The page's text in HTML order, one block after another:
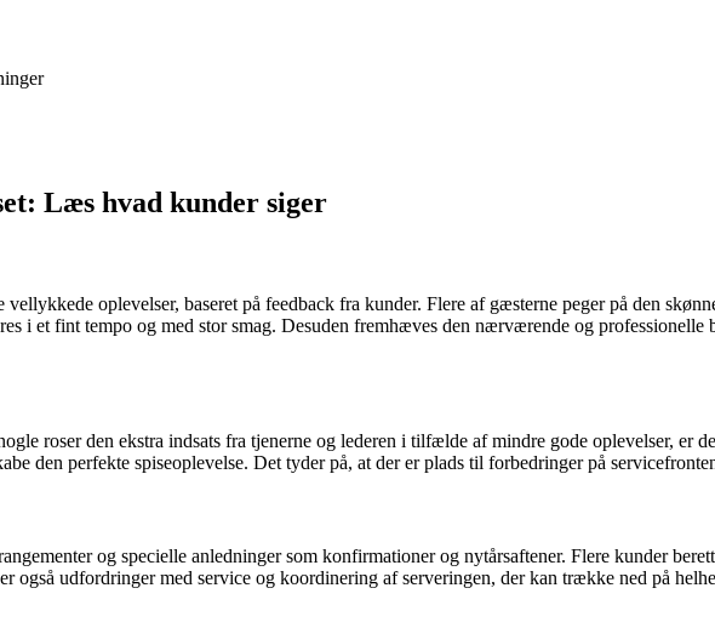
Læs hvad kunder siger
oplevelser, baseret på feedback fra kunder. Flere af gæsterne peger på den
i et fint tempo og med stor smag. Desuden fremhæves den nærværende og
roser den ekstra indsats fra tjenerne og lederen i tilfælde af mindre gode oplevelser, er
den perfekte spiseoplevelse. Det tyder på, at der er plads til forbedringer på
og specielle anledninger som konfirmationer og nytårsaftener. Flere kunder
udfordringer med service og koordinering af serveringen, der kan trække ned på